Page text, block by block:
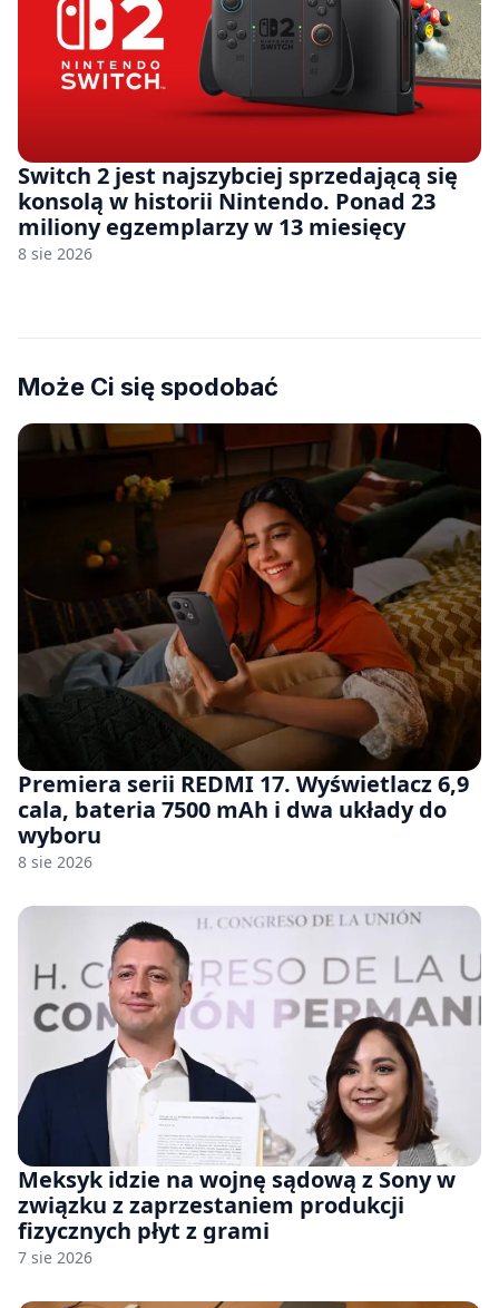
Switch 2 jest najszybciej sprzedającą się
konsolą w historii Nintendo. Ponad 23
miliony egzemplarzy w 13 miesięcy
8 sie 2026
Może Ci się spodobać
Premiera serii REDMI 17. Wyświetlacz 6,9
cala, bateria 7500 mAh i dwa układy do
wyboru
8 sie 2026
Meksyk idzie na wojnę sądową z Sony w
związku z zaprzestaniem produkcji
fizycznych płyt z grami
7 sie 2026